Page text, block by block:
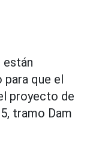
están
para que el
proyecto de
tramo Dam